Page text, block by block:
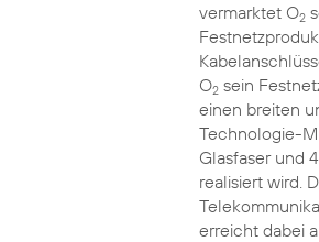
vermarktet O2
O2sein
einen breiten
Technologie-
Glasfaser und
realisiert wird.
erreicht dabei